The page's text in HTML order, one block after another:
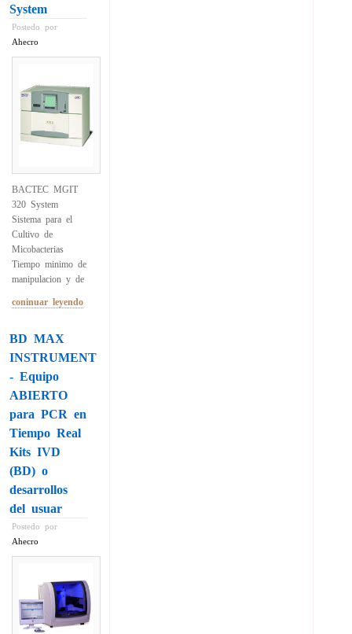
System
Postedo por
Ahecro
BACTEC MGIT
320 System
Sistema para el
Cultivo de
Micobacterias
Tiempo minimo de
manipulacion y de
coninuar leyendo
BD MAX
INSTRUMENT
- Equipo
ABIERTO
para PCR en
Tiempo Real
Kits IVD
(BD) o
desarrollos
del usuar
Postedo por
Ahecro